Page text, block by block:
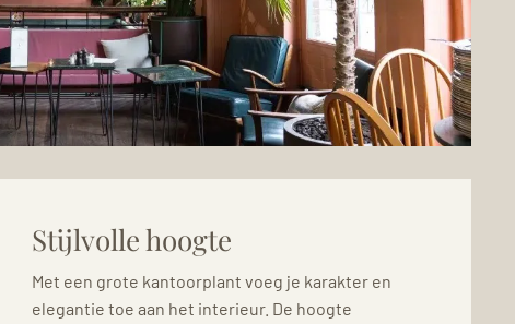
Stijlvolle hoogte
Met een grote kantoorplant voeg je karakter en
elegantie toe aan het interieur. De hoogte